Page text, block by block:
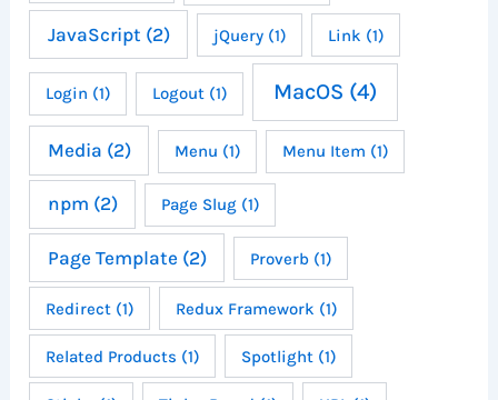
JavaScript (2) jQuery(1) Link (1)
Login (1) Logout(1) MacOS (4)
Media (2) Menu (1) Menu Item (1)
npm (2) Page Slug(1)
Page Template (2) Proverb(1)
Redirect(1) Redux Framework (1)
Related Products (1) Spotlight(1)